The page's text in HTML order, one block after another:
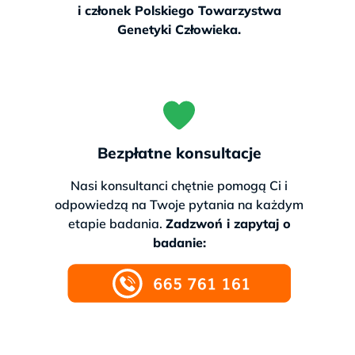
i członek Polskiego Towarzystwa
Genetyki Człowieka.
Bezpłatne konsultacje
Nasi konsultanci chętnie pomogą Ci i
odpowiedzą na Twoje pytania na każdym
etapie badania. Zadzwoń i zapytaj o
badanie: